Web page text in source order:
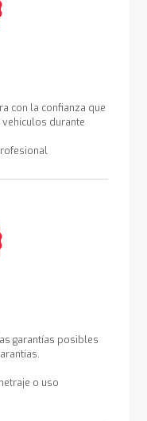
con la confianza que
durante
garantías posibles
o uso